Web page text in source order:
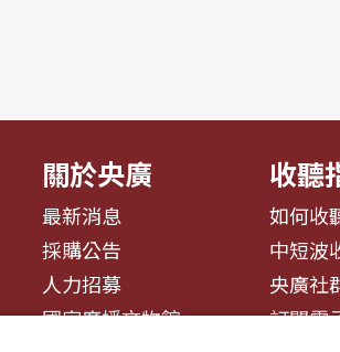
關於央廣
最新消息
採購公告
人力招募
國家廣播文物館
收聽
如何收
中短波
央廣社
訂閱電